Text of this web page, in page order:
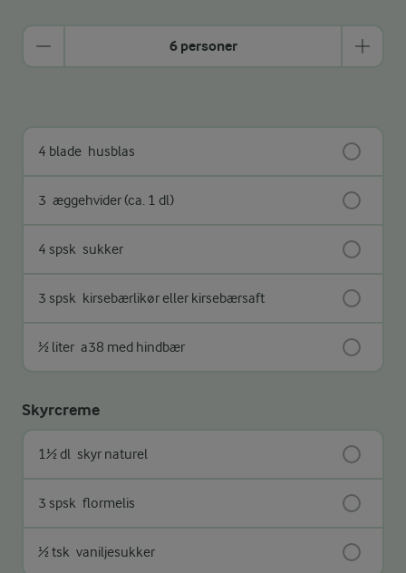
6 personer
4 blade husblas
3 æggehvider (ca. 1 dl)
4 spsk sukker
3 spsk kirsebærlikør eller kirsebærsaft
½ liter a38 med hindbær
Skyrcreme
1½ dl skyr naturel
3 spsk flormelis
½ tsk vaniljesukker